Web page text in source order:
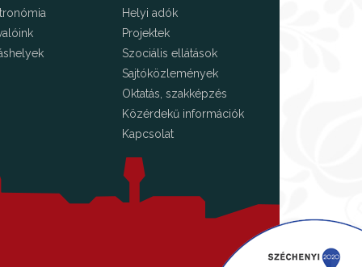
Helyi adók
Projektek
Szociális ellátások
Sajtóközlemények
Oktatás, szakképzés
Közérdekű információk
Kapcsolat